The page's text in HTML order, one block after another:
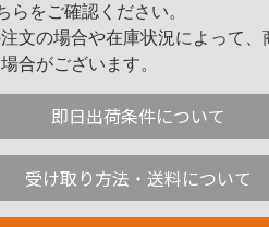
ら をご確認ください。
文の場合や在庫状況によって、
合がございます。
即日出荷条件について
受け取り方法・送料について